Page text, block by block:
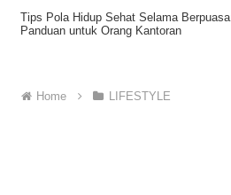
Tips Pola Hidup Sehat Selama
Panduan untuk Orang Kantoran
Home LIFESTYLE